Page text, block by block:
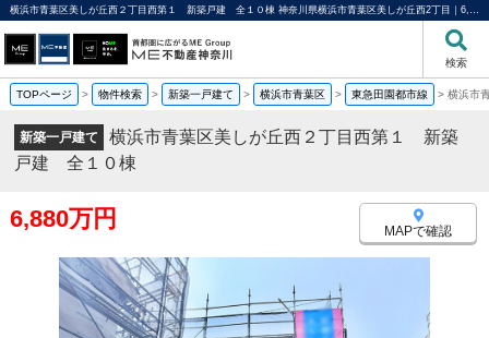
横浜市青葉区美しが丘西２丁目西第１ 新築戸建 全１０棟 神奈川県横浜市青葉区美しが丘西2丁目｜6,880万円の新築一戸建て｜分譲住宅や新築物件｜ME不動産神奈川
検索
TOPページ > 物件検索 > 新築一戸建て > 横浜市青葉区 > 東急田園都市線 > 横浜市
新築一戸建て
横浜市青葉区美しが丘西２丁目西第１ 新築
戸建 全１０棟
6,880万円 MAPで確認